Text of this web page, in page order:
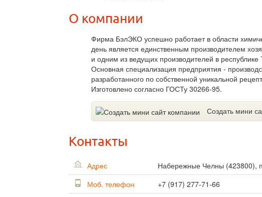
О компании
Фирма БэлЭКО успешно работает в области
день является единственным производителем
и одним из ведущих производителей в республике
Основная специализация предприятия -
разработанного по собственной уникальной
Изготовлено согласно ГОСТу 30266-95.
Создать мини
Контакты
Адрес Набережные Челны (423800),
Моб. телефон
+7 (917) 277-71-66